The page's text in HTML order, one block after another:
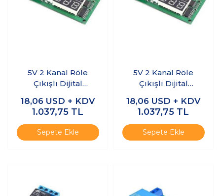
5V 2 Kanal Röle
Çıkışlı Dijital
Kırmızı/Kırmızı
18,06 USD + KDV
1.037,75 TL
Sepete Ekle
5V 2 Kanal Röle
Çıkışlı Dijital
Kırmızı/Mavi
18,06 USD + KDV
1.037,75 TL
Sepete Ekle